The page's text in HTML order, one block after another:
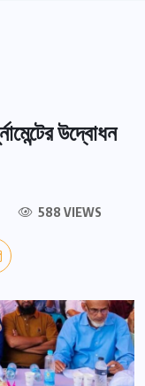
উদ্বোধন
588 VIEWS